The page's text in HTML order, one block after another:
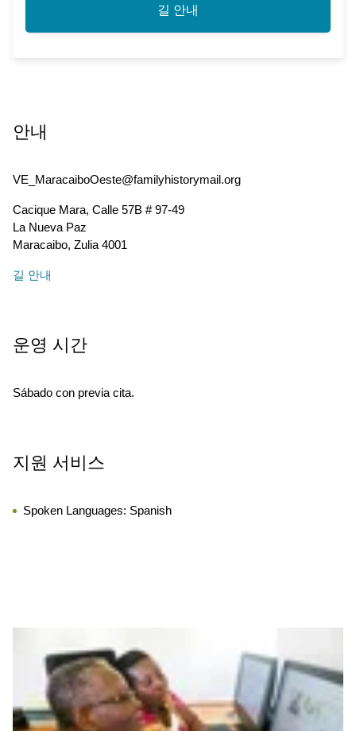
길 안내
안내
VE_MaracaiboOeste@familyhistorymail.org
Cacique Mara, Calle 57B # 97-49
La Nueva Paz
Maracaibo, Zulia 4001
길 안내
운영 시간
Sábado con previa cita.
지원 서비스
Spoken Languages: Spanish